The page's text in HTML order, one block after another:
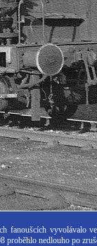
fanoušcích vyvolávalo
proběhlo nedlouho po